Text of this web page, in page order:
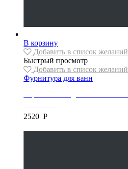
В корзину
Добавить в список желаний
Быстрый просмотр
Добавить в список желаний
Фурнитура для ванн
2520 Р